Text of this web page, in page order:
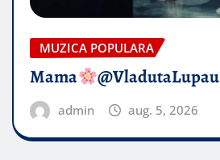
MUZICA POPULARA
Mama @VladutaLupau
admin aug. 5, 2026